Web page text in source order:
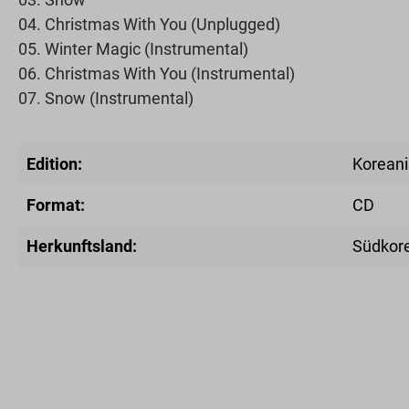
04. Christmas With You (Unplugged)
05. Winter Magic (Instrumental)
06. Christmas With You (Instrumental)
07. Snow (Instrumental)
Edition:
Format: CD
Herkunftsland: